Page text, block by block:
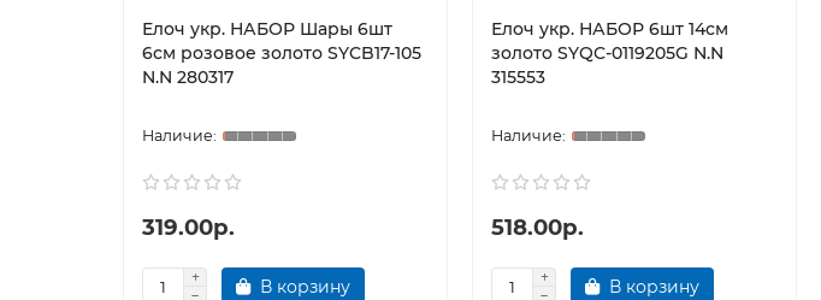
Елоч укр. НАБОР Шары 6шт
6см розовое золото SYCB17-105
N.N 280317
319.00р.
В корзину
Елоч укр. НАБОР 6шт 14см
золото SYQC-0119205G N.N
315553
518.00р.
В корзину